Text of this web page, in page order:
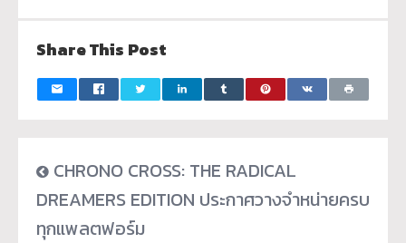
Share This Post
CHRONO CROSS: THE RADICAL
DREAMERS EDITION ประกาศวางจำหน่ายครบ
ทุกแพลตฟอร์ม